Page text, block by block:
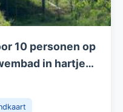
10 personen op
in hartje